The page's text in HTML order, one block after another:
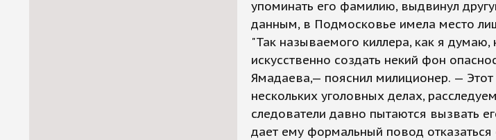
упоминать его фамилию, выдвинул
данным, в Подмосковье имела место
"Так называемого киллера, как я думаю,
искусственно создать некий фон
Ямадаева,— пояснил милиционер. — Этот
нескольких уголовных делах,
следователи давно пытаются вызвать
дает ему формальный повод отказаться